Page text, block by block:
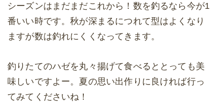
シーズンはまだまだこれから！数を釣るなら今が1
番いい時です。秋が深まるにつれて型はよくなり
ますが数は釣れにくくなってきます。
釣りたてのハゼを丸々揚げて食べるととっても美
味しいですよー。夏の思い出作りに良ければ行っ
てみてくださいね！